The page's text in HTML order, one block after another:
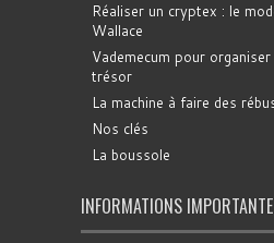
Réaliser un cryptex : le
Wallace
Vademecum pour
trésor
La machine à faire des
Nos clés
La boussole
INFORMATIONS